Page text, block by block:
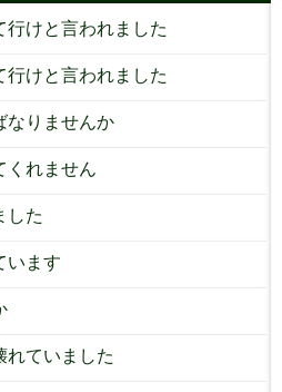
けと言われました
行けと言われました
なりませんか
くれません
した
います
れていました